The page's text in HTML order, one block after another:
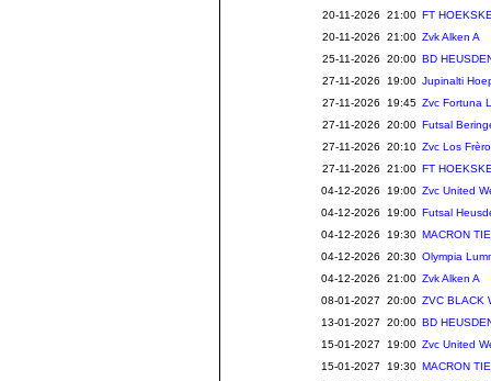
20-11-2026 21:00 FT
20-11-2026 21:00 Zvk Alken A
25-11-2026 20:00 BD
27-11-2026 19:00 Jupinalti
27-11-2026 19:45 Zvc Fortuna
27-11-2026 20:00 Futsal
27-11-2026 20:10 Zvc Los
27-11-2026 21:00 FT
04-12-2026 19:00 Zvc United
04-12-2026 19:00 Futsal
04-12-2026 19:30 MACRON
04-12-2026 20:30 Olympia
04-12-2026 21:00 Zvk Alken A
08-01-2027 20:00 ZVC BLACK
13-01-2027 20:00 BD
15-01-2027 19:00 Zvc United
15-01-2027 19:30 MACRON